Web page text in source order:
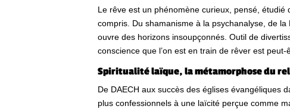
Le rêve est un phénomène curieux, pensé,
compris. Du shamanisme à la psychanalyse, de
ouvre des horizons insoupçonnés. Outil de
conscience que l’on est en train de rêver est peut-
Spiritualité laïque, la métamorphose du
De DAECH aux succès des églises évangéliques
plus confessionnels à une laïcité perçue comme